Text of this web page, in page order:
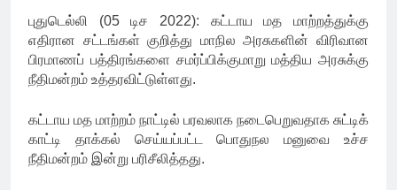
புதுடெல்லி (05 டிச 2022): கட்டாய மத மாற்றத்துக்கு
எதிரான சட்டங்கள் குறித்து மாநில அரசுகளின் விரிவான
பிரமாணப் பத்திரங்களை சமர்ப்பிக்குமாறு மத்திய அரசுக்கு
நீதிமன்றம் உத்தரவிட்டுள்ளது.
கட்டாய மத மாற்றம் நாட்டில் பரவலாக நடைபெறுவதாக சுட்டிக்
காட்டி தாக்கல் செய்யப்பட்ட பொதுநல மனுவை உச்ச
நீதிமன்றம் இன்று பரிசீலித்தது.